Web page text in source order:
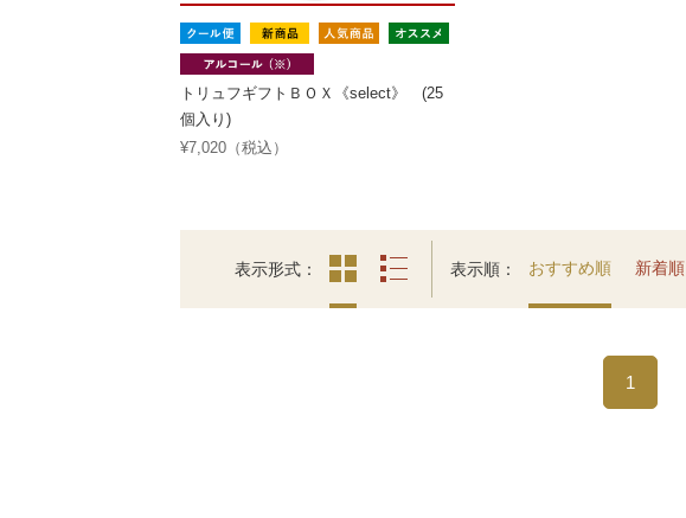
トリュフギフトＢＯＸ《select》 (25
個入り)
¥7,020（税込）
表示形式 表示順 おすすめ順 新着順
1